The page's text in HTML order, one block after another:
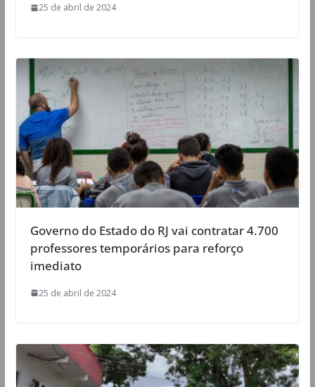
25 de abril de 2024
Governo do Estado do RJ vai contratar 4.700
professores temporários para reforço
imediato
25 de abril de 2024